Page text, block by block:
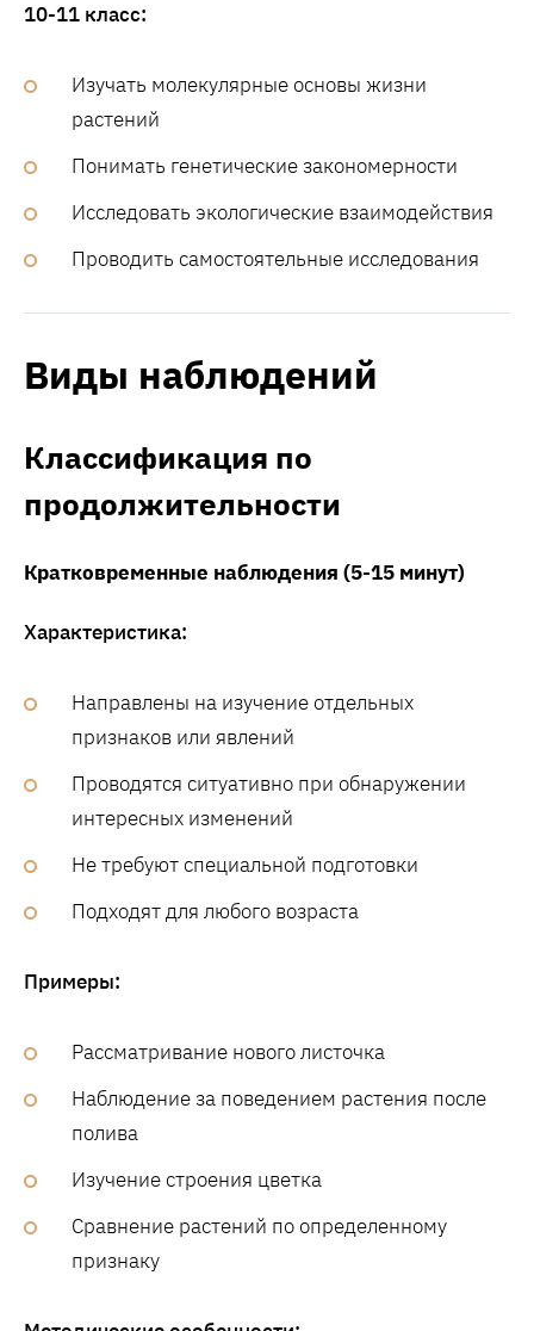
10-11 класс:
Изучать молекулярные основы жизни
растений
Понимать генетические закономерности
Исследовать экологические взаимодействия
Проводить самостоятельные исследования
Виды наблюдений
Классификация по
продолжительности
Кратковременные наблюдения (5-15 минут)
Характеристика:
Направлены на изучение отдельных
признаков или явлений
Проводятся ситуативно при обнаружении
интересных изменений
Не требуют специальной подготовки
Подходят для любого возраста
Примеры:
Рассматривание нового листочка
Наблюдение за поведением растения после
полива
Изучение строения цветка
Сравнение растений по определенному
признаку